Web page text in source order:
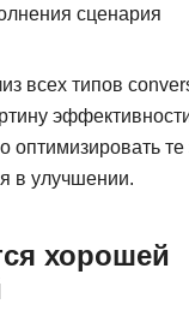
сценария
всех типов
оптимизировать
в улучшении.
хорошей